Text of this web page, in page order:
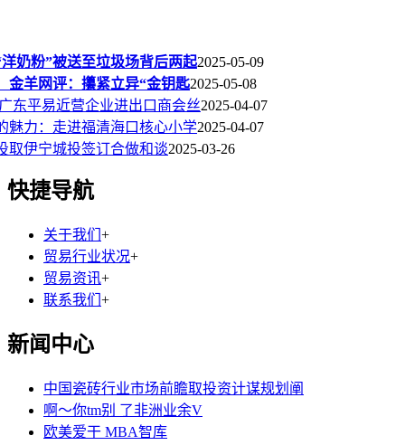
洋奶粉”被送至垃圾场背后两起2025-05-09
金羊网评：攥紧立异“金钥匙2025-05-08
东平易近营企业进出口商会丝2025-04-07
魅力：走进福清海口核心小学2025-04-07
取伊宁城投签订合做和谈2025-03-26
快捷导航
关于我们 +
贸易行业状况+
贸易资讯+
联系我们 +
新闻中心
中国瓷砖行业市场前瞻取投资计谋规划阐
啊～你tm别 了非洲业余V
欧美爱干 MBA智库